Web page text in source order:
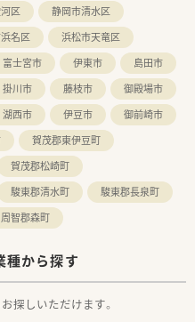
区
静岡市清水区
名区
浜松市天竜区
富士宮市 伊東市
島田市
掛川市 藤枝市
御殿場市
湖西市 伊豆市
御前崎市
賀茂郡東伊豆町
賀茂郡松崎町
駿東郡清水町
駿東郡長泉町
周智郡森町
種から探す
探しいただけます。